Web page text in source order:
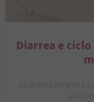
Diarrea e
La diarrea durante il
più